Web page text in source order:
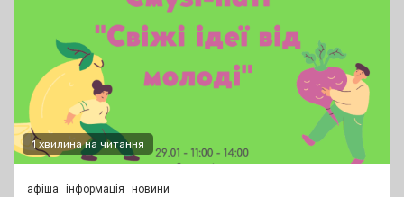
1 хвилина на читання
афіша інформація новини